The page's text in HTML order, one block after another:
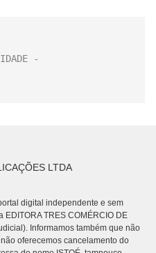
LTDA
digital independente e sem
TRES COMÉRCIO DE
Informamos também que não
oferecemos cancelamento do